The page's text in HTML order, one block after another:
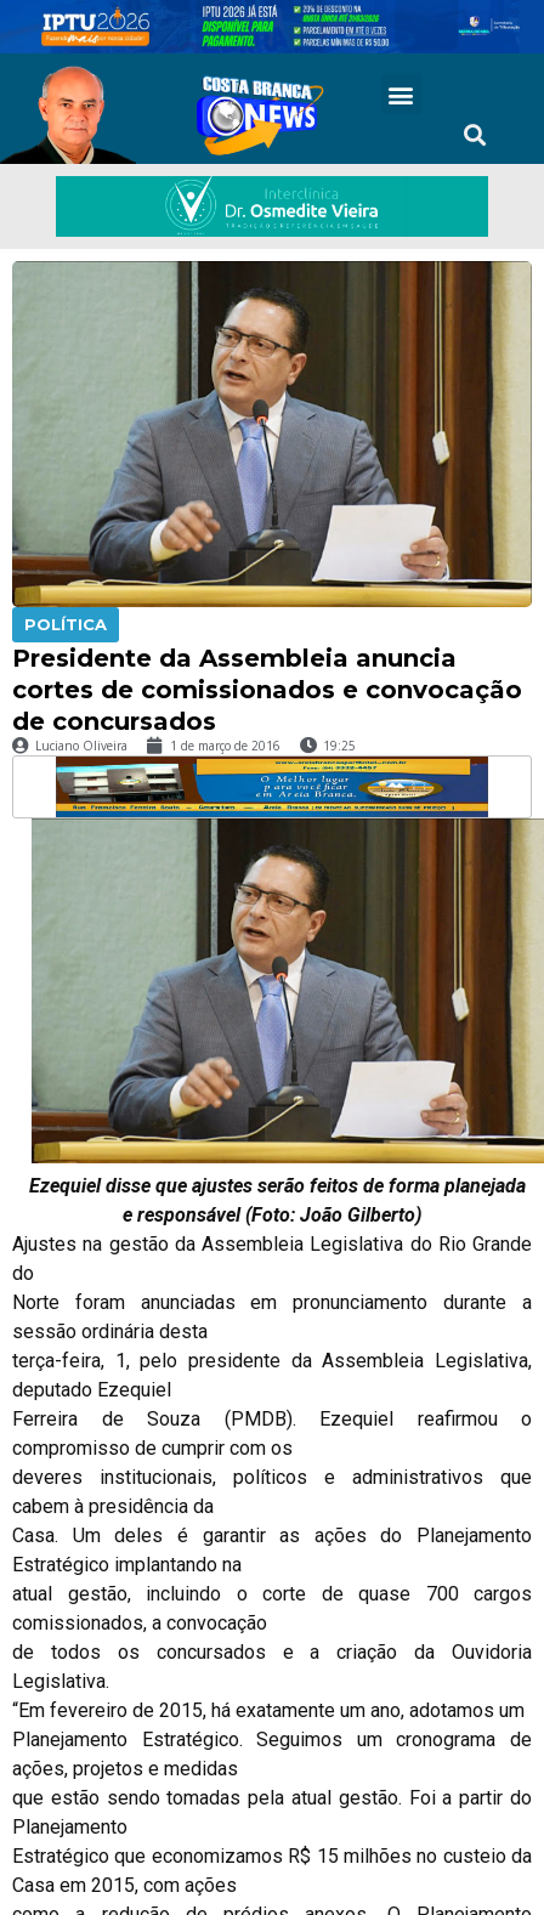
POLÍTICA
Presidente da Assembleia anuncia
cortes de comissionados e convocação
de concursados
Luciano Oliveira 1 de março de 2016 19:25
Ezequiel disse que ajustes serão feitos de forma planejada
e responsável (Foto: João Gilberto)
Ajustes na gestão da Assembleia Legislativa do Rio Grande
do
Norte foram anunciadas em pronunciamento durante a
sessão ordinária desta
terça-feira, 1, pelo presidente da Assembleia Legislativa,
deputado Ezequiel
Ferreira de Souza (PMDB). Ezequiel reafirmou o
compromisso de cumprir com os
deveres institucionais, políticos e administrativos que
cabem à presidência da
Casa. Um deles é garantir as ações do Planejamento
Estratégico implantando na
atual gestão, incluindo o corte de quase 700 cargos
comissionados, a convocação
de todos os concursados e a criação da Ouvidoria
Legislativa.
“Em fevereiro de 2015, há exatamente um ano, adotamos um
Planejamento Estratégico. Seguimos um cronograma de
ações, projetos e medidas
que estão sendo tomadas pela atual gestão. Foi a partir do
Planejamento
Estratégico que economizamos R$ 15 milhões no custeio da
Casa em 2015, com ações